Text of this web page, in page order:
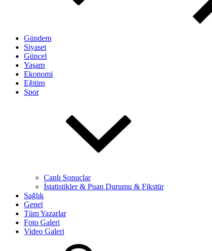
Gündem
Siyaset
Güncel
Yaşam
Ekonomi
Eğitim
Spor
Canlı Sonuçlar
İstatistikler & Puan Durumu & Fikstür
Sağlık
Genel
Tüm Yazarlar
Foto Galeri
Video Galeri